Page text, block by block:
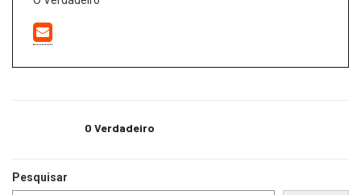
O Verdadeiro
Pesquisar